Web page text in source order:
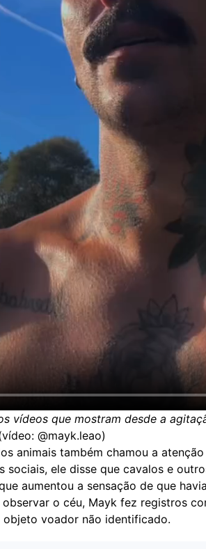
vídeos que mostram desde a
@mayk.leao)
animais também chamou a
sociais, ele disse que cavalos e
aumentou a sensação de que
o céu, Mayk fez registros
objeto voador não identificado.